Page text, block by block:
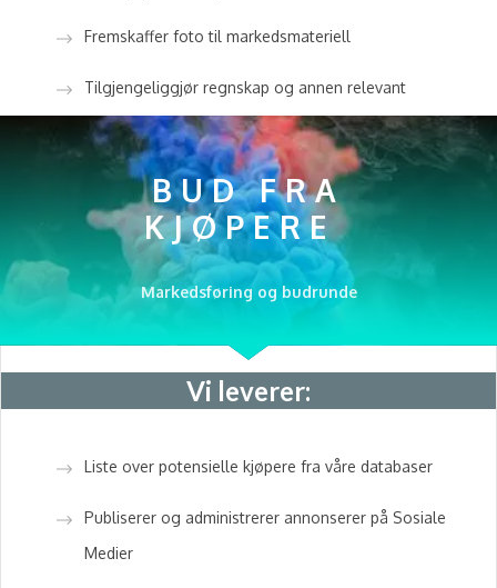
Fremskaffer foto til markedsmateriell
Tilgjengeliggjør regnskap og annen relevant
informasjon for potensielle kjøpere
BUD FRA
KJØPERE
Markedsføring og budrunde
Vi leverer:
Liste over potensielle kjøpere fra våre databaser
Publiserer og administrerer annonserer på Sosiale
Medier